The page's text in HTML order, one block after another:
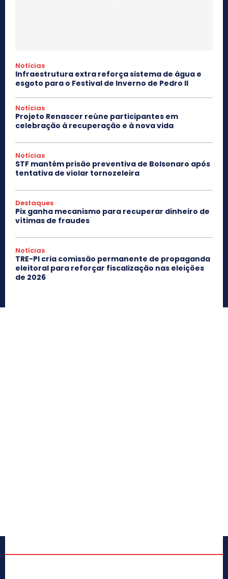
Notícias
Infraestrutura extra reforça sistema de água e
esgoto para o Festival de Inverno de Pedro II
Notícias
Projeto Renascer reúne participantes em
celebração à recuperação e à nova vida
Notícias
STF mantém prisão preventiva de Bolsonaro após
tentativa de violar tornozeleira
Destaques
Pix ganha mecanismo para recuperar dinheiro de
vítimas de fraudes
Notícias
TRE-PI cria comissão permanente de propaganda
eleitoral para reforçar fiscalização nas eleições
de 2026